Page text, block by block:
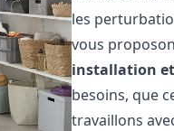
les
vous
installation
besoins, que
travaillons